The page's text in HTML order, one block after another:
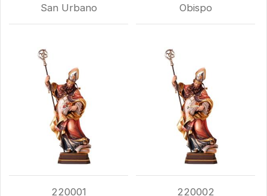
San Urbano
Obispo
220001
220002